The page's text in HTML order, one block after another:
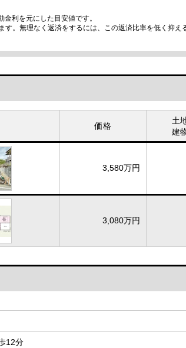
利を元にした目安値です。
。無理なく返済をするには、この返済比率を低く抑え
価格
土
建
3,580万円
3,080万円
12分